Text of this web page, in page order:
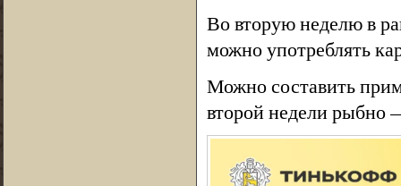
Во вторую неделю в
можно употреблять
Можно составить
второй недели